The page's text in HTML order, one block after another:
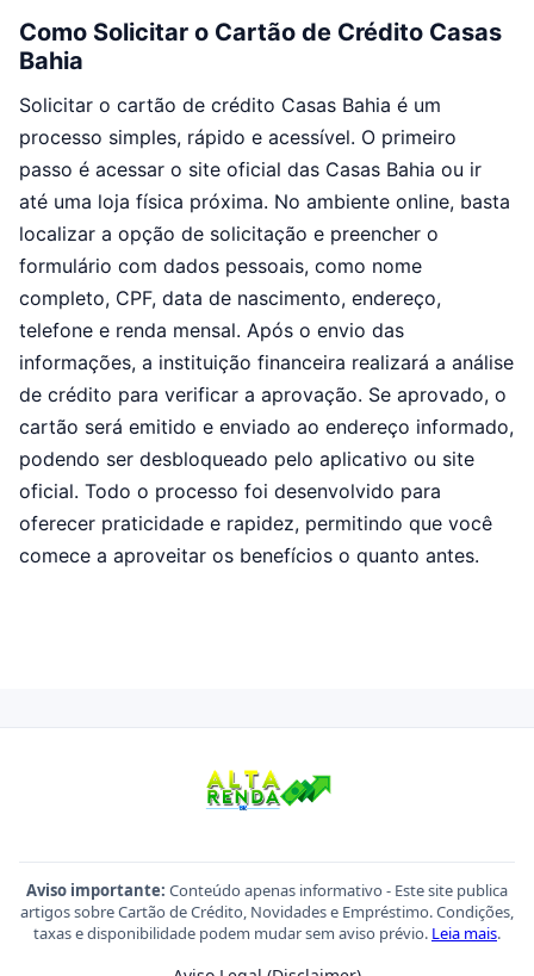
Como Solicitar o Cartão de Crédito Casas
Bahia
Solicitar o cartão de crédito Casas Bahia é um
processo simples, rápido e acessível. O primeiro
passo é acessar o site oficial das Casas Bahia ou ir
até uma loja física próxima. No ambiente online, basta
localizar a opção de solicitação e preencher o
formulário com dados pessoais, como nome
completo, CPF, data de nascimento, endereço,
telefone e renda mensal. Após o envio das
informações, a instituição financeira realizará a análise
de crédito para verificar a aprovação. Se aprovado, o
cartão será emitido e enviado ao endereço informado,
podendo ser desbloqueado pelo aplicativo ou site
oficial. Todo o processo foi desenvolvido para
oferecer praticidade e rapidez, permitindo que você
comece a aproveitar os benefícios o quanto antes.
Aviso importante: Conteúdo apenas informativo - Este site publica
artigos sobre Cartão de Crédito, Novidades e Empréstimo. Condições,
taxas e disponibilidade podem mudar sem aviso prévio. Leia mais.